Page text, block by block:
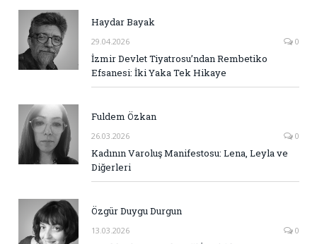
Haydar Bayak
29.04.2026 0
İzmir Devlet Tiyatrosu’ndan Rembetiko
Efsanesi: İki Yaka Tek Hikaye
Fuldem Özkan
26.03.2026 0
Kadının Varoluş Manifestosu: Lena, Leyla ve
Diğerleri
Özgür Duygu Durgun
13.03.2026 0